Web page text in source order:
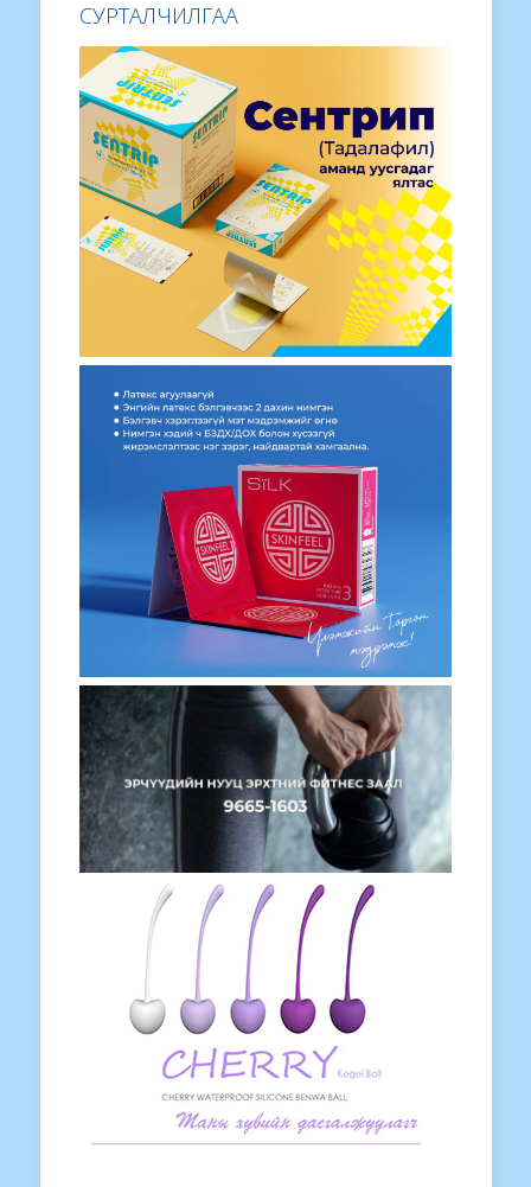
СУРТАЛЧИЛГАА